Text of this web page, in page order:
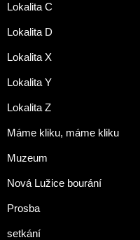
Lokalita C
Lokalita D
Lokalita X
Lokalita Y
Lokalita Z
Máme kliku, máme kliku
Muzeum
Nová Lužice bourání
Prosba
setkání